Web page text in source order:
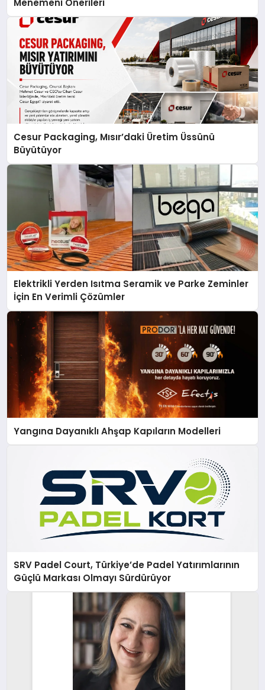
Menemeni Önerileri
Cesur Packaging, Mısır’daki Üretim Üssünü
Büyütüyor
Elektrikli Yerden Isıtma Seramik ve Parke Zeminler
İçin En Verimli Çözümler
Yangına Dayanıklı Ahşap Kapıların Modelleri
SRV Padel Court, Türkiye’de Padel Yatırımlarının
Güçlü Markası Olmayı Sürdürüyor